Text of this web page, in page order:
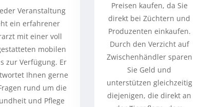
Veranstaltung
ein erfahrener
mit einer voll
mobilen
zur Verfügung. Er
Ihnen gerne
rund um die
und Pflege
Preisen kaufen, da Sie
direkt bei Züchtern und
Produzenten einkaufen.
Durch den Verzicht auf
Zwischenhändler sparen
Sie Geld und
unterstützen gleichzeitig
diejenigen, die direkt an